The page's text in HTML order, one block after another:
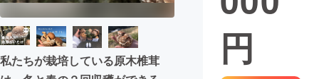
ビジネス・起業
まちづくり・地域活性化
私たちが栽培している原木椎茸
円